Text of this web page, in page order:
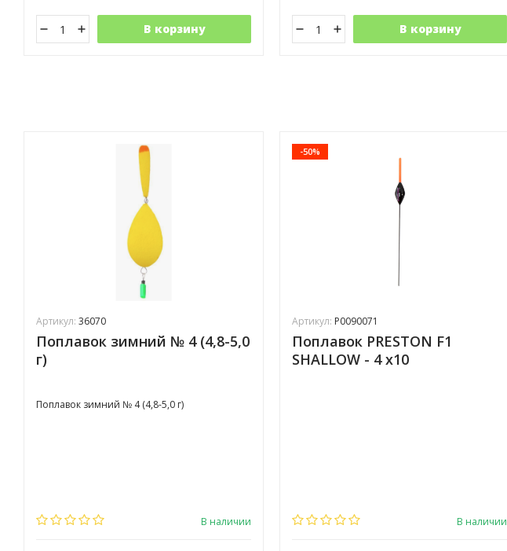
В корзину В корзину
Артикул: 36070
Поплавок зимний № 4 (4,8-5,0
г)
Поплавок зимний № 4 (4,8-5,0 г)
В наличии
-50%
Артикул: P0090071
Поплавок PRESTON F1
SHALLOW - 4 x10
В наличии